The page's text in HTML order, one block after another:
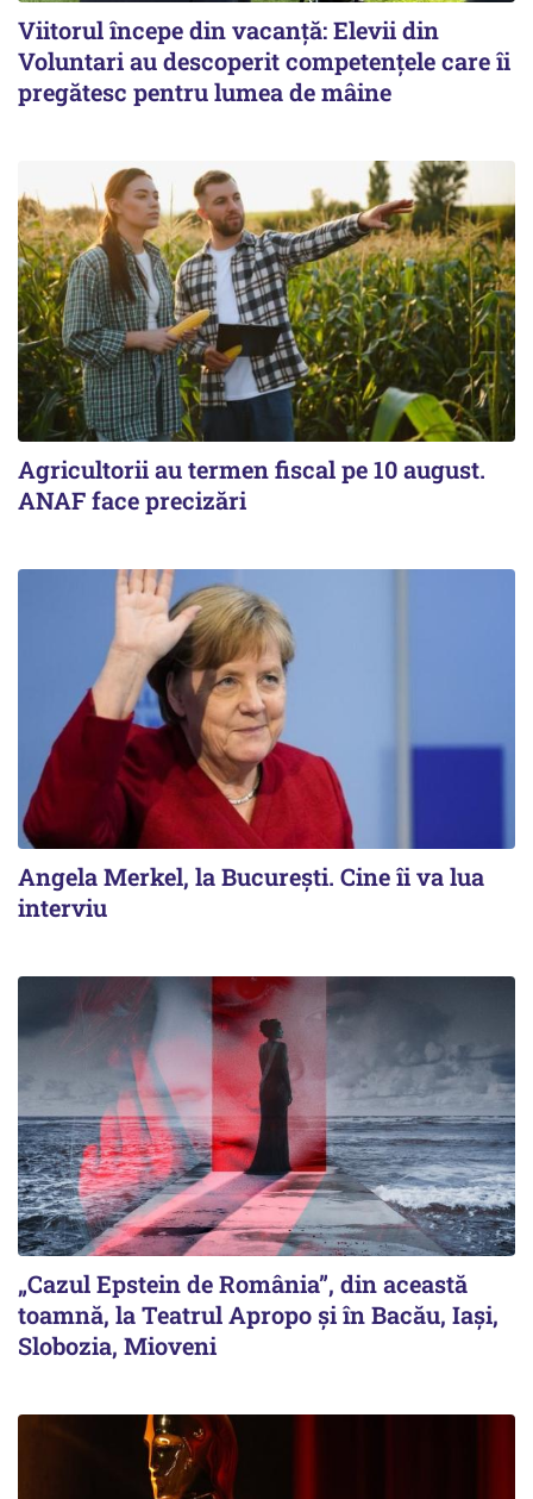
Viitorul începe din vacanță: Elevii din
Voluntari au descoperit competențele care îi
pregătesc pentru lumea de mâine
Agricultorii au termen fiscal pe 10 august.
ANAF face precizări
Angela Merkel, la București. Cine îi va lua
interviu
„Cazul Epstein de România”, din această
toamnă, la Teatrul Apropo și în Bacău, Iași,
Slobozia, Mioveni